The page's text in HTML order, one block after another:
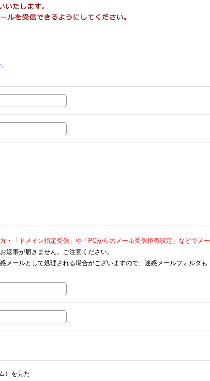
・
「ドメイン指定受信」や「PCからのメール受信拒否設定」などでメー
返事が届きません。ご注意ください。
メールとして処理される場合がございますので、迷惑メールフォルダも
）を見た